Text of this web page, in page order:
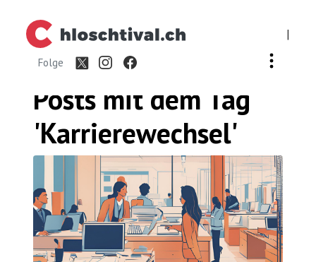
|
Folge
Posts mit dem Tag
'Karrierewechsel'